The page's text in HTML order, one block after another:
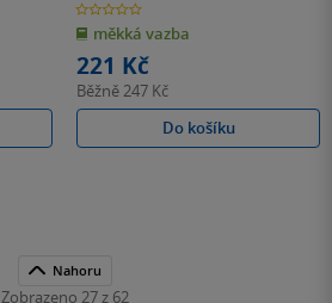
0.0
z
5
hvězdiček
měkká vazba
221 Kč
Běžně 247 Kč
Do košíku
Nahoru
Zobrazeno 27 z 62